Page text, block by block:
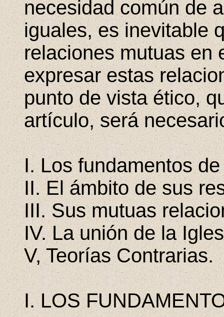
necesidad común de
iguales, es inevitable
relaciones mutuas en
expresar estas
punto de vista ético,
artículo, será
I. Los fundamentos
II. El ámbito de sus
III. Sus mutuas
IV. La unión de la
V, Teorías Contrarias.
I. LOS